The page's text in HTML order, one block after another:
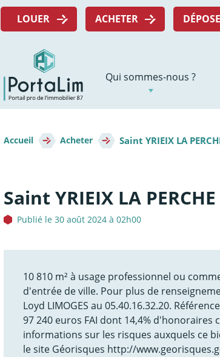
Menu
LOUER ACHETER
Navigation
principale
Qui sommes-nous ?
d'Ariane
Accueil Acheter Saint YRIEIX LA
Saint YRIEIX LA
Publié le 30 août 2024 à 02h00
10 810 m² à usage professionnel ou
d'entrée de ville. Pour plus de
Loyd LIMOGES au 05.40.16.32.20.
97 240 euros FAI dont 14,4% d'honoraires
informations sur les risques auxquels ce
le site Géorisques http://